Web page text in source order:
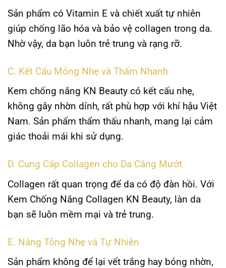
Sản phẩm có Vitamin E và chiết xuất tự nhiên
giúp chống lão hóa và bảo vệ collagen trong da.
Nhờ vậy, da bạn luôn trẻ trung và rạng rỡ.
C. Kết Cấu Mỏng Nhẹ và Thấm Nhanh
Kem chống nắng KN Beauty có kết cấu nhẹ,
không gây nhờn dính, rất phù hợp với khí hậu Việt
Nam. Sản phẩm thẩm thấu nhanh, mang lại cảm
giác thoải mái khi sử dụng.
D. Cung Cấp Collagen cho Da Căng Mướt
Collagen rất quan trọng để da có độ đàn hồi. Với
Kem Chống Nắng Collagen KN Beauty, làn da
bạn sẽ luôn mềm mại và trẻ trung.
E. Nâng Tông Nhẹ và Tự Nhiên
Sản phẩm không để lại vết trắng hay bóng nhờn,